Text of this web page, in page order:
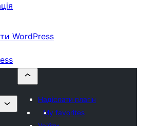
WordPress
Надіслати плагін
My favorites